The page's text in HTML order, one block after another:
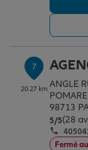
7
20.27 km ANGLE
98713
5/5Note de 5
(28
Fermé